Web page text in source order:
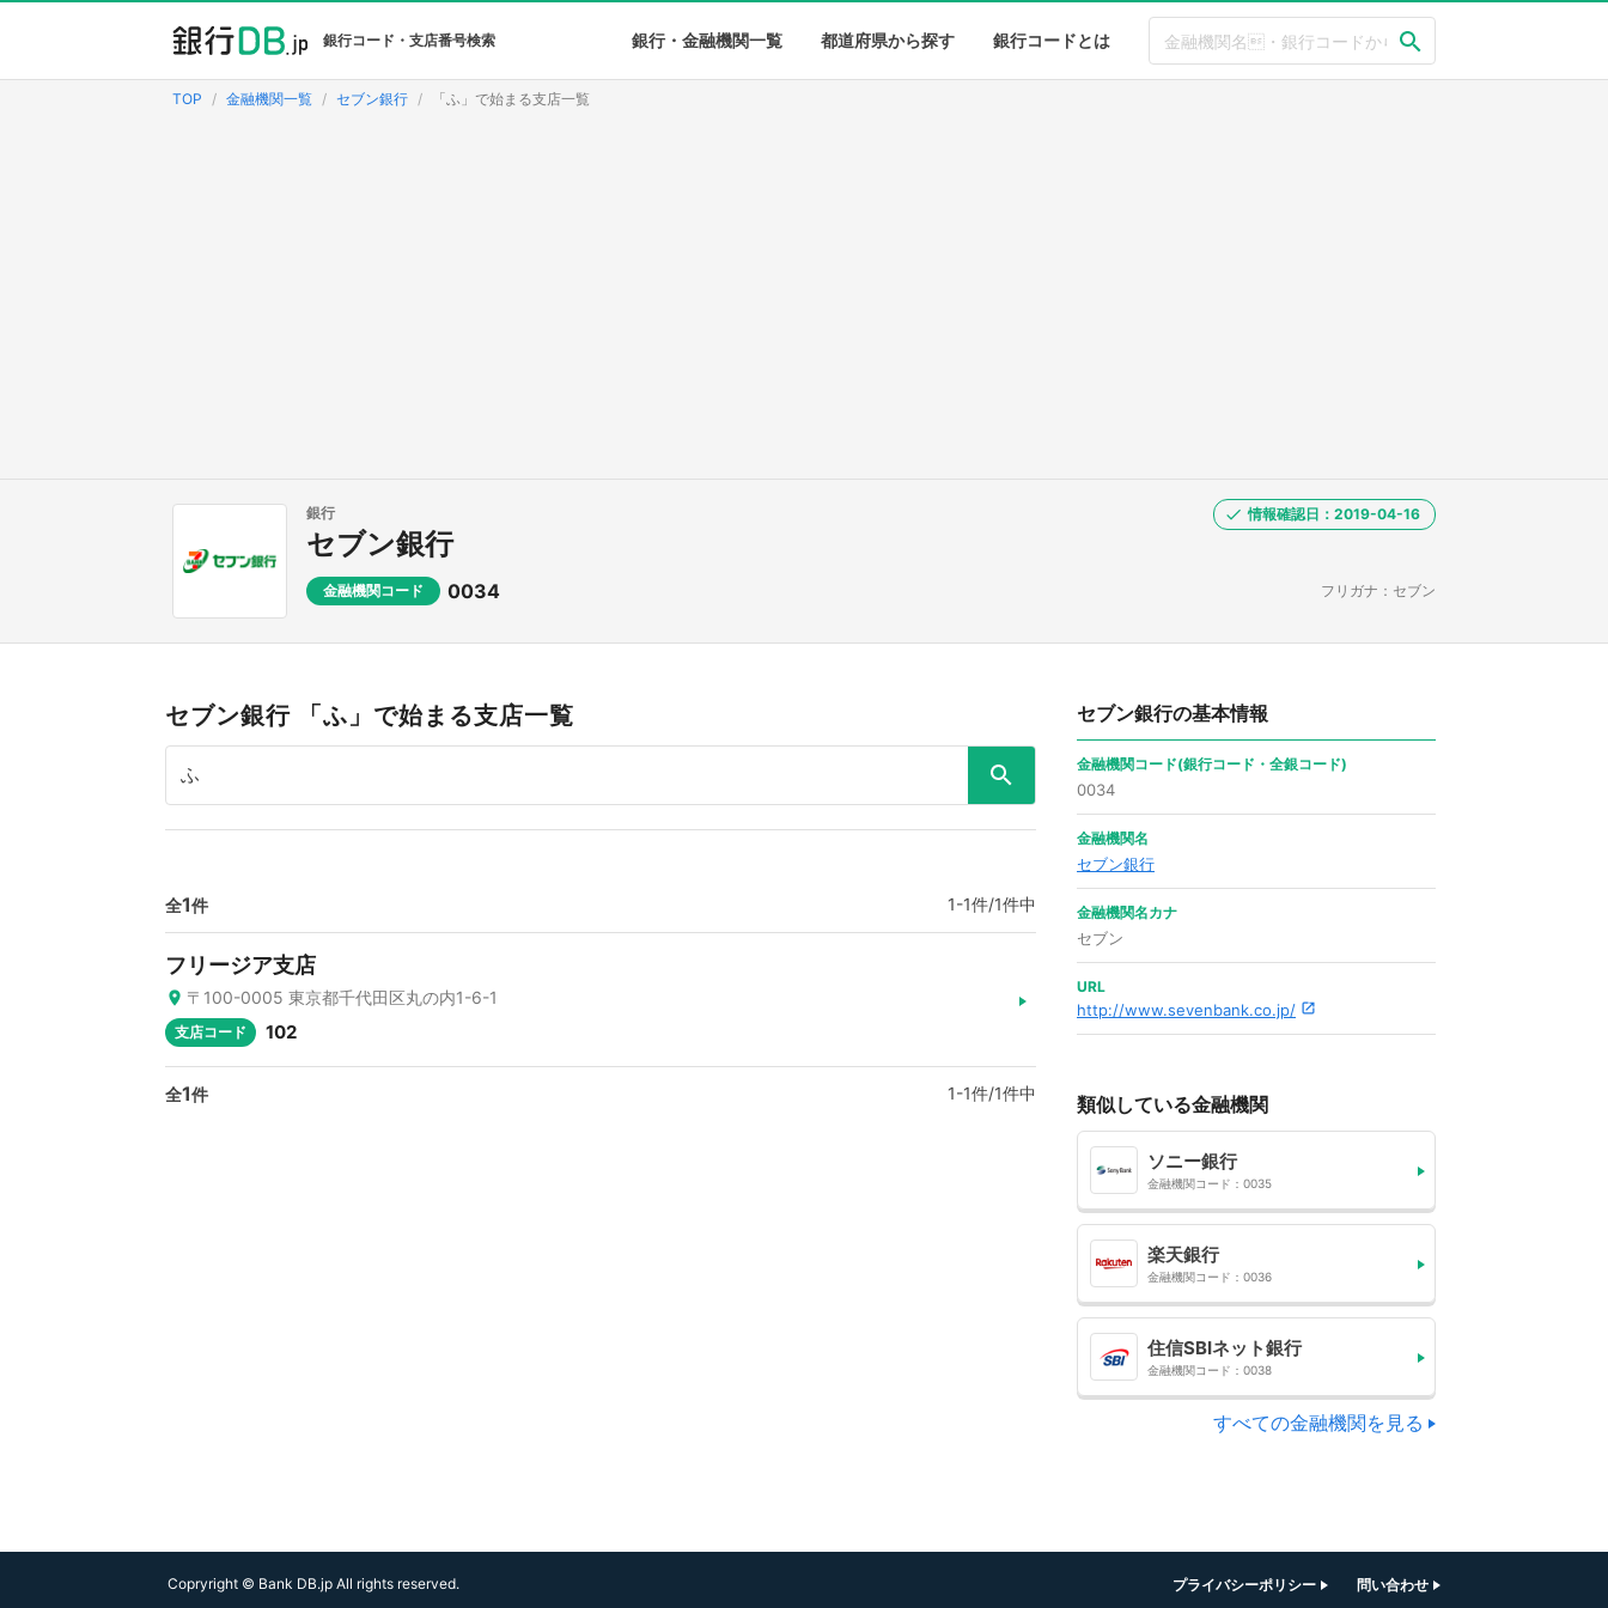
銀行コード・支店番号検索 銀行・金融機関一覧 都道府県から探す 銀行コードとは
TOP 金融機関一覧 セブン銀行 「ふ」で始まる支店一覧
銀行
セブン銀行
金融機関コード 0034 フリガナ：セブン
情報確認日：2019-04-16
セブン銀行 「ふ」で始まる支店一覧
全1件 1-1件/1件中
フリージア支店
〒100-0005 東京都千代田区丸の内1-6-1
支店コード 102
全1件 1-1件/1件中
セブン銀行の基本情報
金融機関コード(銀行コード・全銀コード)
0034
金融機関名
セブン銀行
金融機関名カナ
セブン
URL
http://www.sevenbank.co.jp/
類似している金融機関
ソニー銀行
金融機関コード：0035
楽天銀行
金融機関コード：0036
住信SBIネット銀行
金融機関コード：0038
すべての金融機関を見る
Copryright © Bank DB.jp All rights reserved. プライバシーポリシー 問い合わせ